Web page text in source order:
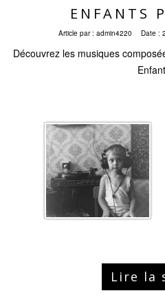
ENFANTS
Article par : admin4220 Date :
Découvrez les musiques
Lire la